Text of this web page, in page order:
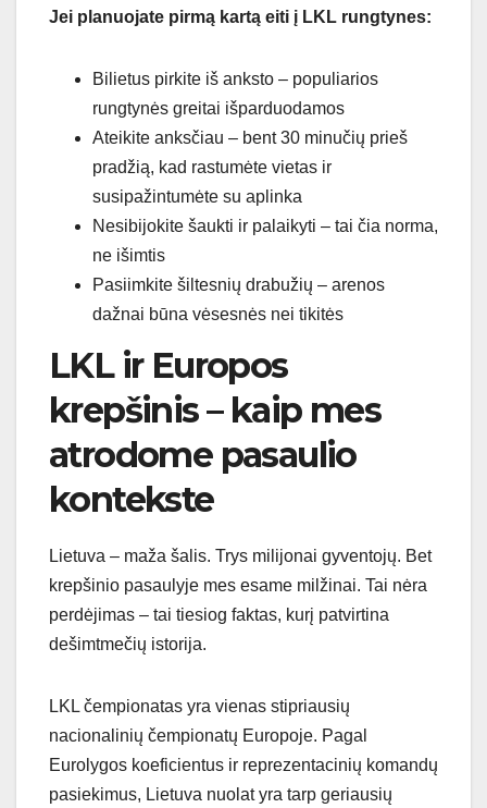
Jei planuojate pirmą kartą eiti į LKL rungtynes:
Bilietus pirkite iš anksto – populiarios
rungtynės greitai išparduodamos
Ateikite anksčiau – bent 30 minučių prieš
pradžią, kad rastumėte vietas ir
susipažintumėte su aplinka
Nesibijokite šaukti ir palaikyti – tai čia norma,
ne išimtis
Pasiimkite šiltesnių drabužių – arenos
dažnai būna vėsesnės nei tikitės
LKL ir Europos
krepšinis – kaip mes
atrodome pasaulio
kontekste
Lietuva – maža šalis. Trys milijonai gyventojų. Bet
krepšinio pasaulyje mes esame milžinai. Tai nėra
perdėjimas – tai tiesiog faktas, kurį patvirtina
dešimtmečių istorija.
LKL čempionatas yra vienas stipriausių
nacionalinių čempionatų Europoje. Pagal
Eurolygos koeficientus ir reprezentacinių komandų
pasiekimus, Lietuva nuolat yra tarp geriausių